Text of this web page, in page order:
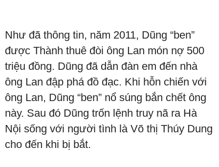
Như đã thông tin, năm 2011, Dũng “ben”
được Thành thuê đòi ông Lan món nợ 500
triệu đồng. Dũng đã dẫn đàn em đến nhà
ông Lan đập phá đồ đạc. Khi hỗn chiến với
ông Lan, Dũng “ben” nổ súng bắn chết ông
này. Sau đó Dũng trốn lệnh truy nã ra Hà
Nội sống với người tình là Võ thị Thúy Dung
cho đến khi bị bắt.